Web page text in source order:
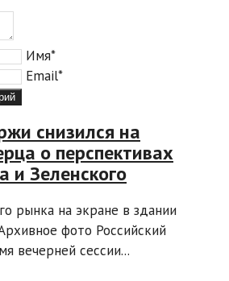
Имя*
Email*
снизился на
о перспективах
и Зеленского
рынка на экране в здании
фото Российский
вечерней сессии...